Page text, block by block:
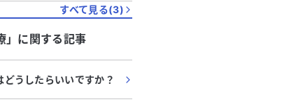
すべて見る(3)
」に関する記事
うしたらいいですか？